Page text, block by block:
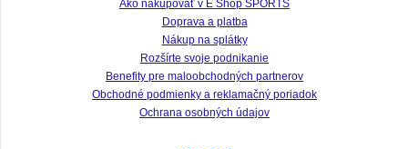
Ako nakupovať v E Shop SPORTS
Doprava a platba
Nákup na splátky
Rozšírte svoje podnikanie
Benefity pre maloobchodných partnerov
Obchodné podmienky a reklamačný poriadok
Ochrana osobných údajov